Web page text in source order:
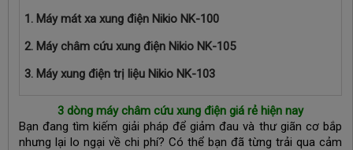
1. Máy mát xa xung điện Nikio NK-100
2. Máy châm cứu xung điện Nikio NK-105
3. Máy xung điện trị liệu Nikio NK-103
3 dòng máy châm cứu xung điện giá rẻ hiện nay
Bạn đang tìm kiếm giải pháp để giảm đau và thư giãn cơ bắp
nhưng lại lo ngại về chi phí? Có thể bạn đã từng trải qua cảm